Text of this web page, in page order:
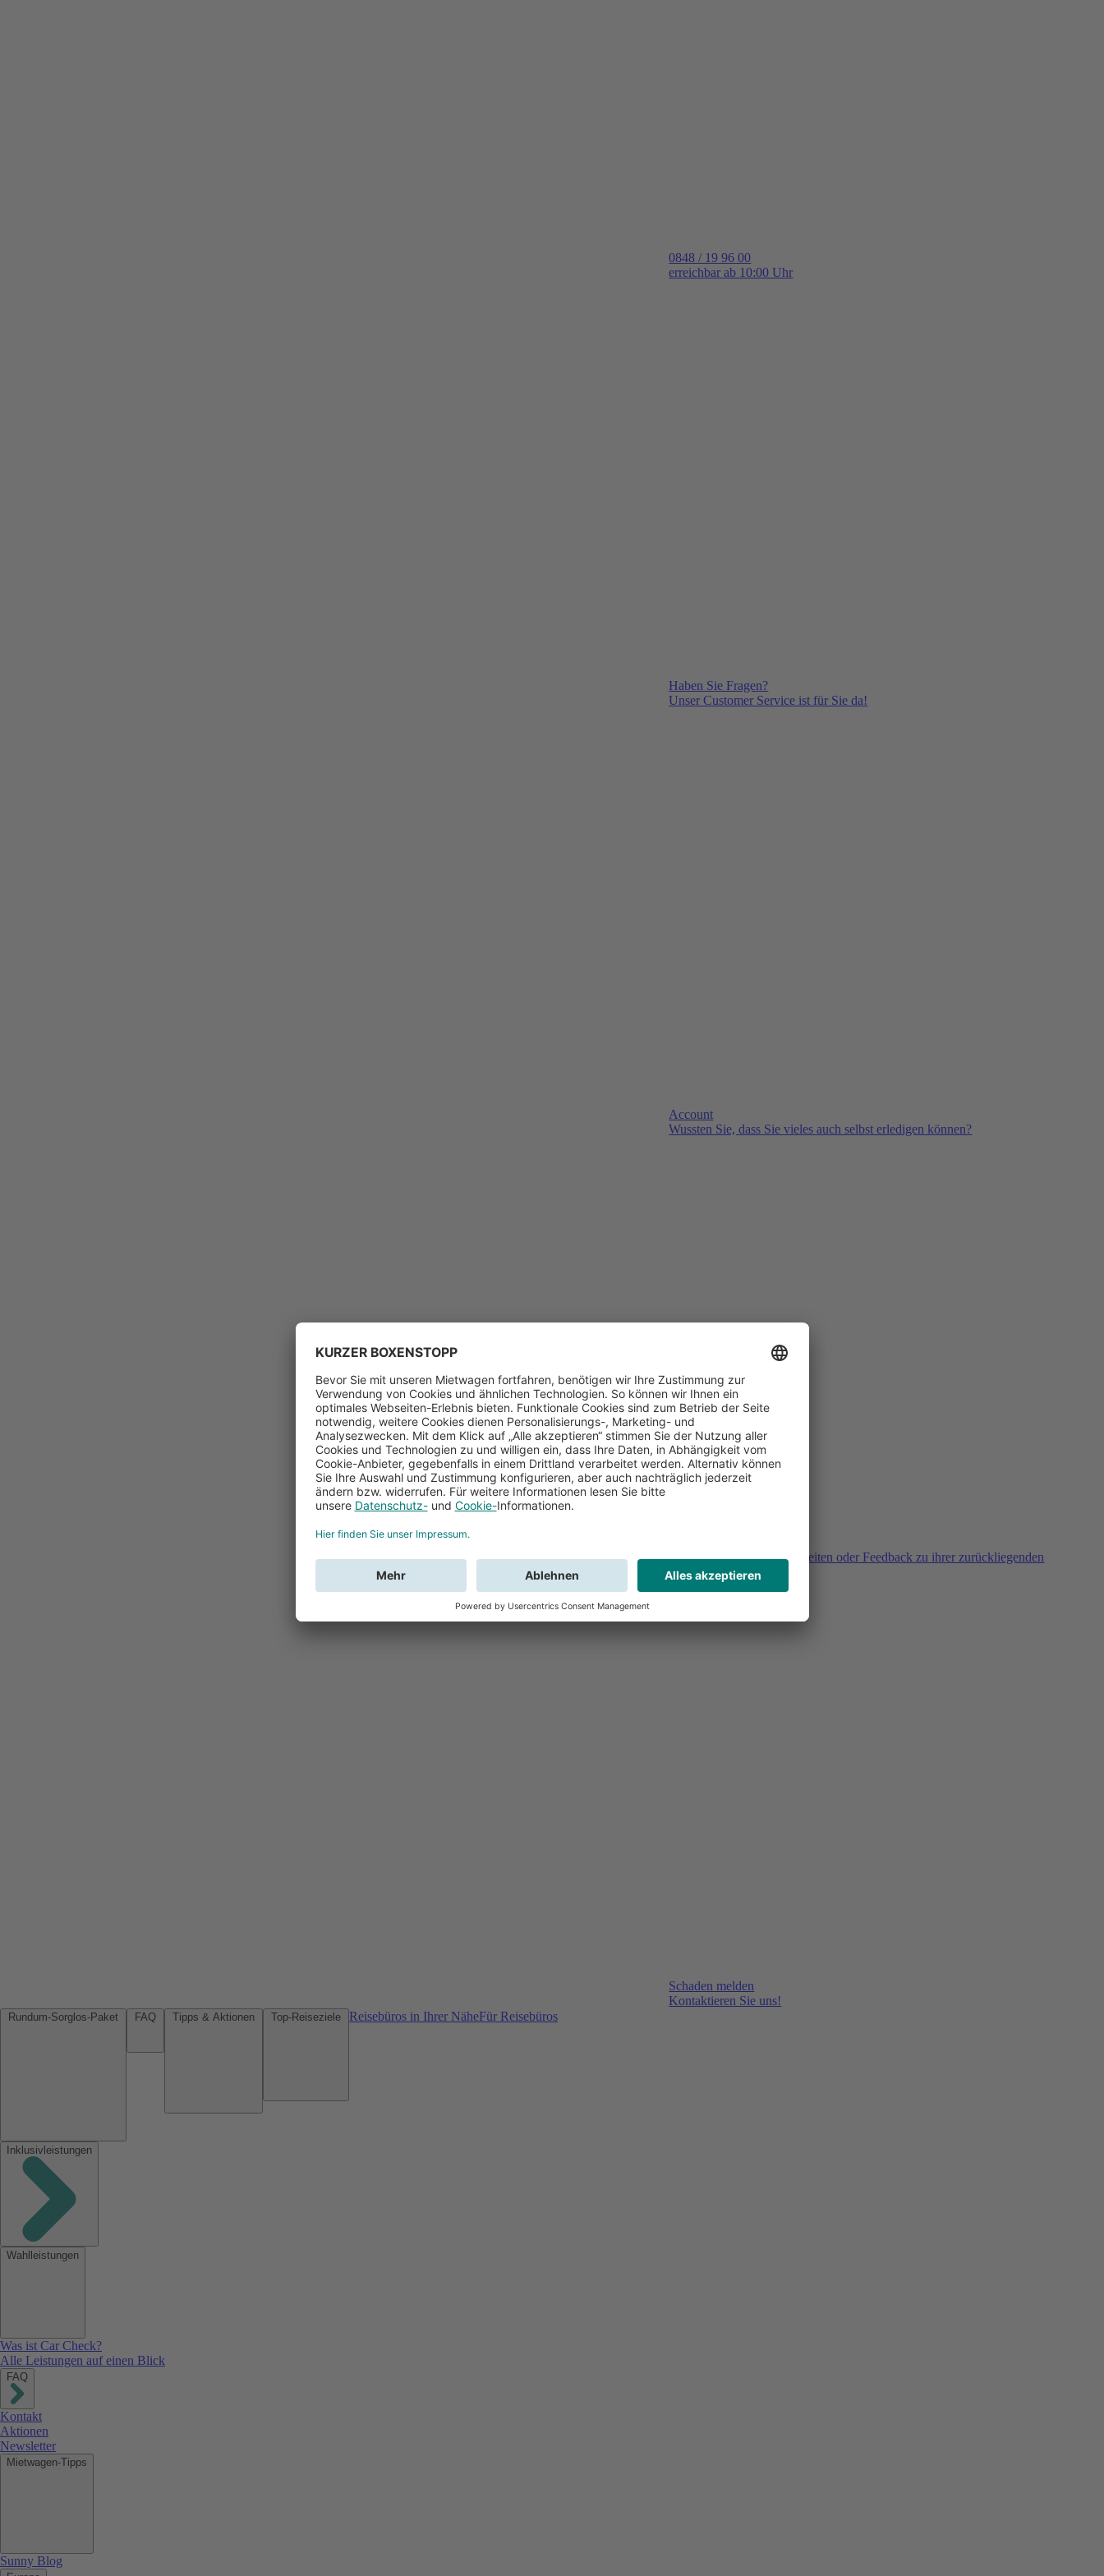
0848 / 19 96 00
erreichbar ab 10:00 Uhr
Haben Sie Fragen?
Unser Customer Service ist für Sie da!
Account
Wussten Sie, dass Sie vieles auch selbst erledigen können?
Sie haben Fragen, Unklarheiten oder Feedback zu ihrer zurückliegenden
Buchung?
Schaden melden
Kontaktieren Sie uns!
Reisebüros in Ihrer NäheFür Reisebüros
Inklusivleistungen
Wahlleistungen
Was ist Car Check?
Alle Leistungen auf einen Blick
FAQ
Kontakt
Aktionen
Newsletter
Mietwagen-Tipps
Sunny Blog